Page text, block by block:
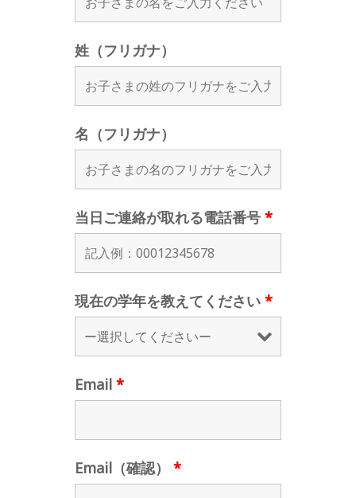
姓（フリガナ）
名（フリガナ）
当日ご連絡が取れる電話番号 *
現在の学年を教えてください *
Email *
Email（確認） *